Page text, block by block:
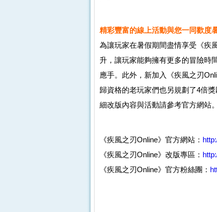
精彩豐富的線上活動與您一同歡度
為讓玩家在暑假期間盡情享受《疾
升，讓玩家能夠擁有更多的冒險時
應手。此外，新加入《疾風之刃
歸資格的老玩家們也另規劃了4倍
細改版內容與活動請參考官方網站。
《疾風之刃Online》官方網站：
《疾風之刃Online》改版專區：
《疾風之刃Online》官方粉絲團：